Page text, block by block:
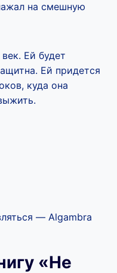
на смешную
Ей будет
Ей придется
куда она
— Algambra
«Не